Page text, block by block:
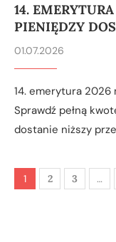
14.
PIENIĘDZY
01.07.2026
14. emerytura 2026
Sprawdź pełną
dostanie niższy
1 2 3 …